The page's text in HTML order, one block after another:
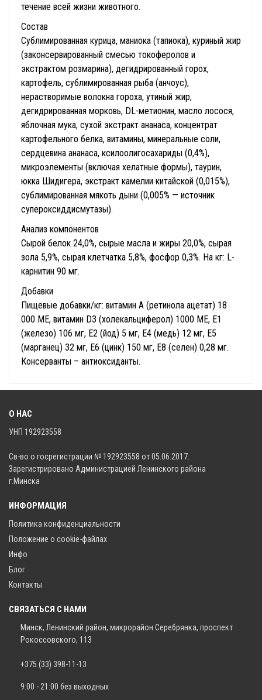
течение всей жизни животного.
Состав
Сублимированная курица, маниока (тапиока), куриный жир
(законсервированный смесью токоферолов и
экстрактом розмарина), дегидрированный горох,
картофель, сублимированная рыба (анчоус),
нерастворимые волокна гороха, утиный жир,
дегидрированная морковь, DL-метионин, масло лосося,
яблочная мука, сухой экстракт ананаса, концентрат
картофельного белка, витамины, минеральные соли,
сердцевина ананаса, ксилоолигосахариды (0,4%),
микроэлементы (включая хелатные формы), таурин,
юкка Шидигера, экстракт камелии китайской (0,015%),
сублимированная мякоть дыни (0,005% — источник
супероксиддисмутазы).
Анализ компонентов
Сырой белок 24,0%, сырые масла и жиры 20,0%, сырая
зола 5,9%, сырая клетчатка 5,8%, фосфор 0,3%. На кг: L-
карнитин 90 мг.
Добавки
Пищевые добавки/кг: витамин А (ретинола ацетат) 18
000 МЕ, витамин D3 (холекальциферол) 1000 МЕ, Е1
(железо) 106 мг, Е2 (йод) 5 мг, Е4 (медь) 12 мг, Е5
(марганец) 32 мг, Е6 (цинк) 150 мг, Е8 (селен) 0,28 мг.
Консерванты – антиоксиданты.
О НАС
УНП 192923558
Св-во о госрегистрации № 192923558 от 05.06.2017.
Зарегистрировано Администрацией Ленинского района
г.Минска
ИНФОРМАЦИЯ
Политика конфиденциальности
Положение о cookie-файлах
Инфо
Блог
Контакты
СВЯЗАТЬСЯ С НАМИ
Минск, Ленинский район, микрорайон Серебрянка, проспект
Рокоссовского, 113
+375 (33) 398-11-13
9:00 - 21:00 без выходных